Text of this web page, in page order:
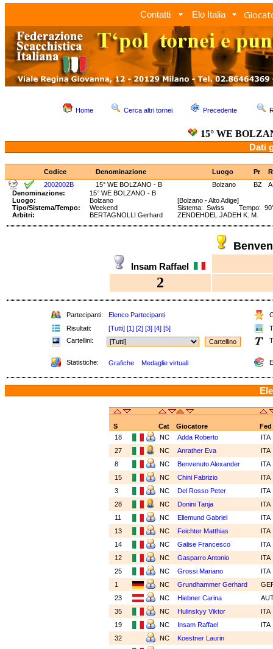
Contatti Elo Italia
Home Cerca altri tornei Precedente
15° WE
Dati
Codice Denominazione Luogo Pr
2002002B
15° WE BOLZANO - B Bolzano BZ
Denominazione:
15° WE BOLZANO - B
Luogo:
Bolzano
[Bolzano - Alto Adige]
Tipo/Sistema/Tempo:
Weekend
Sistema: Swiss Tempo: 90'
Arbitri:
BERTAGNOLLI Gerhard ZENDEHDEL JADEH K. M.
Insam Raffael
2
Partecipanti: Elenco Partecipanti
Risultati:
[Tutti] [1] [2] [3] [4] [5]
Cartellini:
Statistiche: Grafiche Medaglie virtuali
S Cat Giocatore
Fed
18
NC Adda Roberto
ITA
27
NC Anrather Eva
ITA
8
NC Benvenuto Alexander
ITA
15
NC Chini Fabrizio
ITA
3
NC Del Rosso Peter
ITA
28
NC Donini Tanja
ITA
11
NC Ellemund Gabriel
ITA
13
NC Feichter Matthias
ITA
14
NC Galise Francesco
ITA
12
NC Gasparro Antonio
ITA
25
NC Grossi Mariano
ITA
1
NC Grundhammer Gerhard
23
NC Hiebner Carina
35
NC Hulinskyy Viktor
ITA
19
NC Insam Raffael
ITA
32
NC
Koestner Laurin